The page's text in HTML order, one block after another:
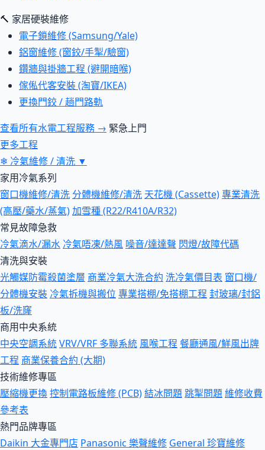
🔨 家居硬裝維修
電子鎖維修 (Samsung/Yale)
鋁窗維修 (窗鉸/手掣/驗窗)
鑽牆與掛牆工程 (避開暗喉)
傢俬代客安裝 (淘寶/IKEA)
更換門鉸 / 趟門路軌
查看所有水電工程服務 → 緊急上門
更多工程
❄ 冷氣維修 / 清洗 ▼
家用冷氣系列
窗口機維修/清洗 分體機維修/清洗 天花機 (Cassette)專業清洗
(高壓/藥水/蒸氣)加雪種 (R22/R410A/R32)
常見故障急救
冷氣滴水/漏水 冷氣唔凍/熱風 噪音/達達聲 閃燈/故障代碼
清洗與安裝
光觸媒防霉殺菌塗層 商業冷氣大洗合約 洗冷氣價目表 窗口機/
分體機安裝 冷氣拆機與搬位 專業搭棚/免搭棚工程 封玻璃/封鋁
板/洗窿
商用中央系統
中央空調系統VRV/VRF 多聯系統 風喉工程 餐廳通風/鮮風出牌
工程 商業保養合約 (大期)
技術維修專區
壓縮機更換控制電路板維修 (PCB)結冰問題跳掣問題維修收費
參考表
熱門品牌專區
Daikin 大金專門店 Panasonic 樂聲維修 General 珍寶維修